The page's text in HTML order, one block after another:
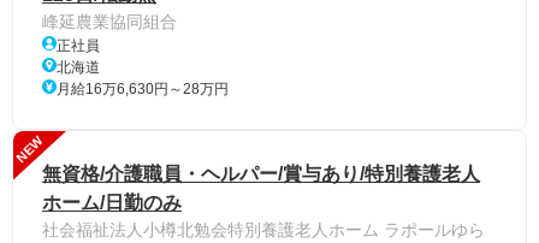
峰延農業協同組合
正社員
北海道
月給16万6,630円～28万円
NEW
無資格/介護職員・ヘルパー/賞与あり/特別養護老人
ホーム/日勤のみ
社会福祉法人小樽北勉会特別養護老人ホーム ラポールゆら